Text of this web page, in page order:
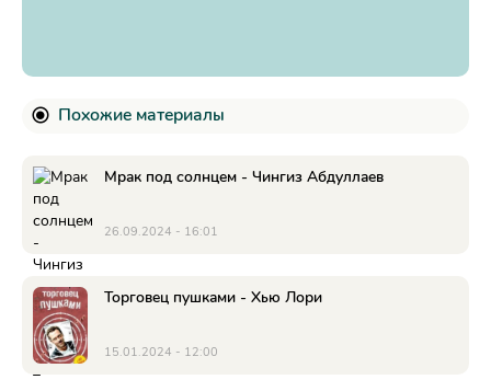
Похожие материалы
Мрак под солнцем - Чингиз Абдуллаев
26.09.2024 - 16:01
Торговец пушками - Хью Лори
15.01.2024 - 12:00